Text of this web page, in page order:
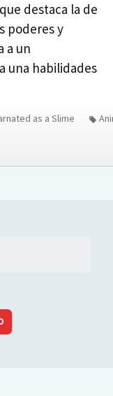
destaca la de
poderes y
a un
una habilidades
as a Slime